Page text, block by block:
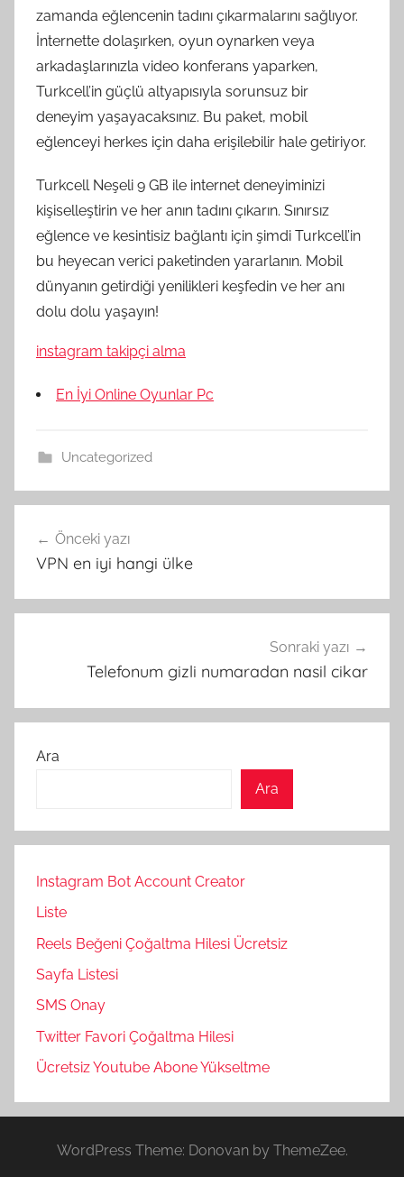
zamanda eğlencenin tadını çıkarmalarını sağlıyor.
İnternette dolaşırken, oyun oynarken veya
arkadaşlarınızla video konferans yaparken,
Turkcell’in güçlü altyapısıyla sorunsuz bir
deneyim yaşayacaksınız. Bu paket, mobil
eğlenceyi herkes için daha erişilebilir hale getiriyor.
Turkcell Neşeli 9 GB ile internet deneyiminizi
kişiselleştirin ve her anın tadını çıkarın. Sınırsız
eğlence ve kesintisiz bağlantı için şimdi Turkcell’in
bu heyecan verici paketinden yararlanın. Mobil
dünyanın getirdiği yenilikleri keşfedin ve her anı
dolu dolu yaşayın!
instagram takipçi alma
En İyi Online Oyunlar Pc
Uncategorized
gezinmesi
Önceki yazı
VPN en iyi hangi ülke
Sonraki yazı
Telefonum gizli numaradan nasil cikar
Ara
Ara
Instagram Bot Account Creator
Liste
Reels Beğeni Çoğaltma Hilesi Ücretsiz
Sayfa Listesi
SMS Onay
Twitter Favori Çoğaltma Hilesi
Ücretsiz Youtube Abone Yükseltme
WordPress Theme: Donovan by ThemeZee.